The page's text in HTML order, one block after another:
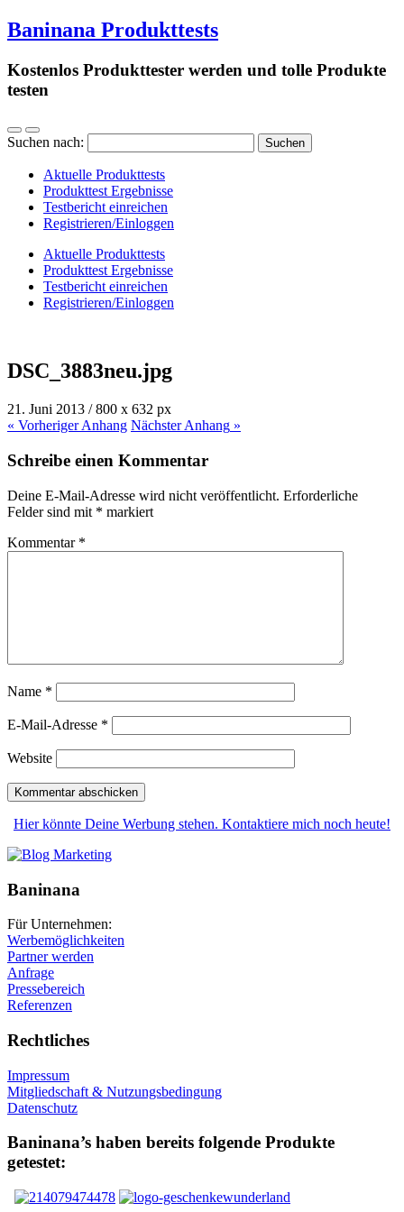
Baninana Produkttests
Kostenlos Produkttester werden und tolle Produkte
testen
Suchen nach:
Aktuelle Produkttests
Produkttest Ergebnisse
Testbericht einreichen
Registrieren/Einloggen
Aktuelle Produkttests
Produkttest Ergebnisse
Testbericht einreichen
Registrieren/Einloggen
DSC_3883neu.jpg
21. Juni 2013 /800 x 632 px
« VorherigerAnhang NächsterAnhang »
Schreibe einen Kommentar
Deine E-Mail-Adresse wird nicht veröffentlicht. Erforderliche
Felder sind mit * markiert
Kommentar *
Name *
E-Mail-Adresse *
Website
Hier könnte Deine Werbung stehen. Kontaktiere mich noch heute!
Baninana
Für Unternehmen:
Werbemöglichkeiten
Partner werden
Anfrage
Pressebereich
Referenzen
Rechtliches
Impressum
Mitgliedschaft & Nutzungsbedingung
Datenschutz
Baninana’s haben bereits folgende Produkte
getestet: